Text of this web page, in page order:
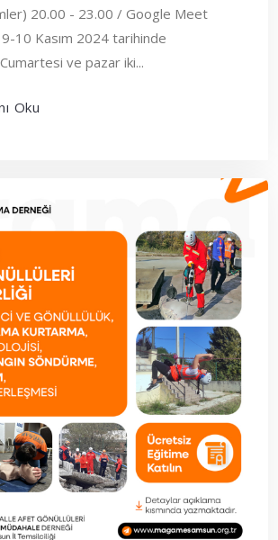
20.00 - 23.00 / Google Meet
10 Kasım 2024 tarihinde
ve pazar iki...
Oku